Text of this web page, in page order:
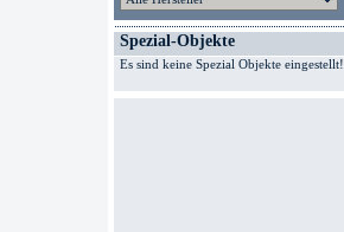
Spezial-Objekte
Es sind keine Spezial Objekte eingestellt!